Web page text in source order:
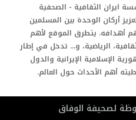
ايران الثقافية - الصحفية
أركان الوحدة بين المسلمين
أهدافه. يتطرق الموقع لأهم
الرياضية، و... تدخل في إطار
الإسلامية الإيرانية والدول
أهم الأحداث حول العالم.
لصحیفة الوفاق